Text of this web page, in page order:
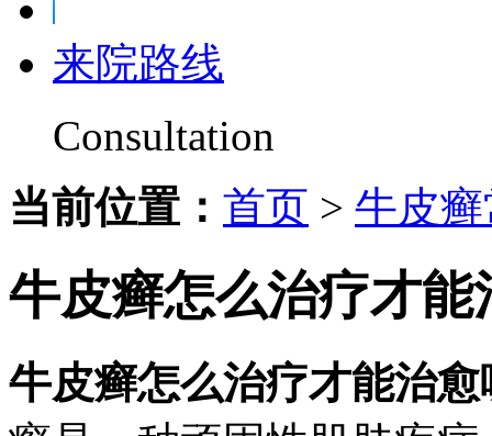
来院路线
Consultation
当前位置： 首页 > 牛皮
牛皮癣怎么治疗才能
牛皮癣怎么治疗才能治愈